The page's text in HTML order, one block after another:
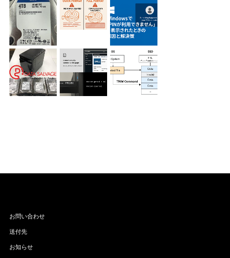
お問い合わせ
送付先
お知らせ